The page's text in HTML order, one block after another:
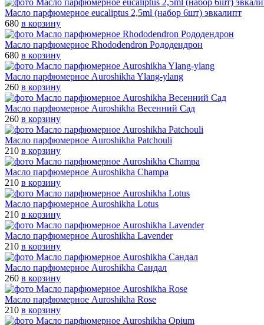
Масло парфюмерное eucaliptus 2,5ml (набор 6шт) эвкалипт
680 в корзину
Масло парфюмерное Rhododendron Рододендрон
680 в корзину
Масло паpфюмеpное Auroshikha Ylang-ylang
260 в корзину
Масло паpфюмеpное Auroshikha Весенний Сад
260 в корзину
Масло паpфюмеpное Auroshikha Patchouli
210 в корзину
Масло паpфюмеpное Auroshikha Champa
210 в корзину
Масло паpфюмеpное Auroshikha Lotus
210 в корзину
Масло паpфюмеpное Auroshikha Lavender
210 в корзину
Масло паpфюмеpное Auroshikha Cандал
260 в корзину
Масло паpфюмеpное Auroshikha Rose
210 в корзину